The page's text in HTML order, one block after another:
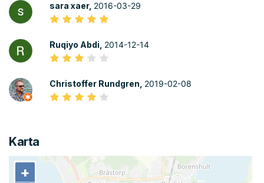
sara xaer, 2016-03-29
Ruqiyo Abdi, 2014-12-14
Christoffer Rundgren, 2019-02-08
Karta
+
+